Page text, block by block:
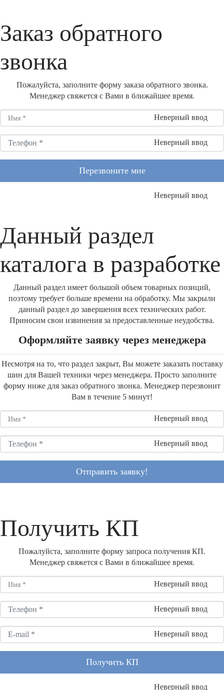
Заказ обратного
звонка
Пожалуйста, заполните форму заказа обратного звонка.
Менеджер свяжется с Вами в ближайшее время.
Неверный ввод
Неверный ввод
Перезвоните мне
Неверный ввод
Данный раздел
каталога в разработке
Данный раздел имеет большой объем товарных позиций,
поэтому требует больше времени на обработку. Мы закрыли
данный раздел до завершения всех технических работ.
Приносим свои извинения за предоставленные неудобства.
Оформляйте заявку через менеджера
Несмотря на то, что раздел закрыт, Вы можете заказать поставку
шин для Вашей техники через менеджера. Просто заполните
форму ниже для заказ обратного звонка. Менеджер перезвонит
Вам в течение 5 минут!
Неверный ввод
Неверный ввод
Отправить заявку!
Получить КП
Пожалуйста, заполните форму запроса получения КП.
Менеджер свяжется с Вами в ближайшее время.
Неверный ввод
Неверный ввод
Неверный ввод
Получить КП
Неверный ввод